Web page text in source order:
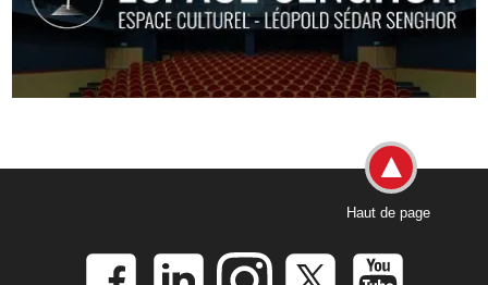
Haut de page